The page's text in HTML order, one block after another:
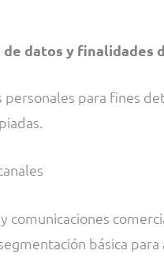
de datos y finalidades
personales para fines
comunicaciones
básica